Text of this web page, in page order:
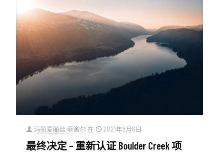
玛丽爱丽丝·菲舍尔 在 2021年8月6日
最终决定 – 重新认证 Boulder Creek 项